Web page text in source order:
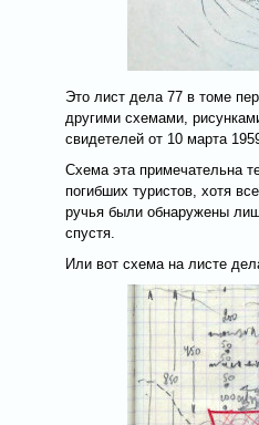
Это лист дела 77 в томе
другими схемами,
свидетелей от 10 марта
Схема эта примечательна
погибших туристов, хотя
ручья были обнаружены
спустя.
Или вот схема на листе